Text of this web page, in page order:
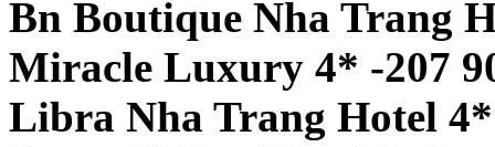
Bn Boutique Nha Trang
Miracle Luxury 4* -207
Libra Nha Trang Hotel 4*